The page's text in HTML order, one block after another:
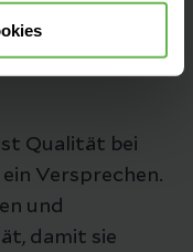
Qualität bei
Versprechen.
und
damit sie